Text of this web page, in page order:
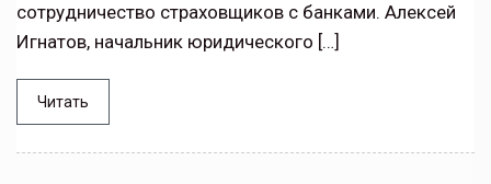
сотрудничество страховщиков с банками. Алексей
Игнатов, начальник юридического […]
Читать